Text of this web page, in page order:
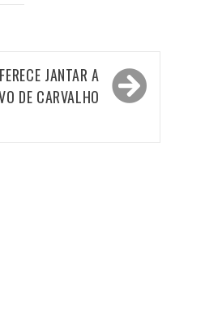
JANTAR A
DE CARVALHO